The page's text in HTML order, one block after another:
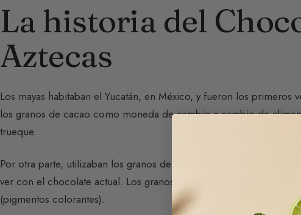
La historia del
Aztecas
Los mayas habitaban el Yucatán, en México, y fueron los primeros
los granos de cacao como moneda de cambio a cambio de
trueque.
Por otra parte, utilizaban los granos de cacao para preparar una
ver con el chocolate actual. Los granos triturados se hervían con
(pigmentos colorantes).